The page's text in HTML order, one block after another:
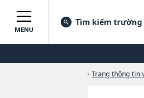
MENU
Tìm kiếm trường
Trang thông tin